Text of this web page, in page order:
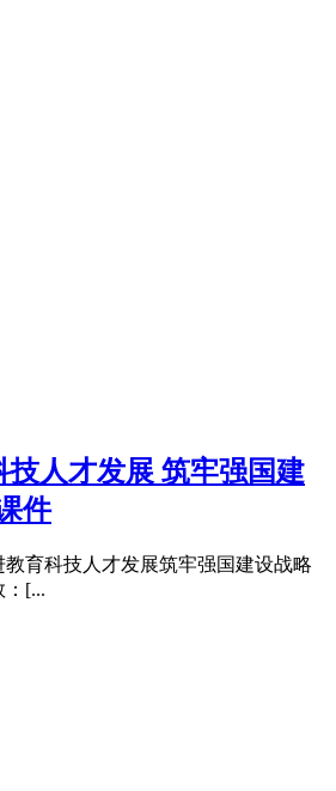
技人才发展 筑牢强国建
件
教育科技人才发展筑牢强国建设战略
：[...